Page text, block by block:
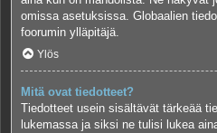
omissa asetuksissa. Globaalien
foorumin ylläpitäjä.
Ylös
Mitä ovat tiedotteet?
Tiedotteet usein sisältävät tärkeää
lukemassa ja siksi ne tulisi lukea